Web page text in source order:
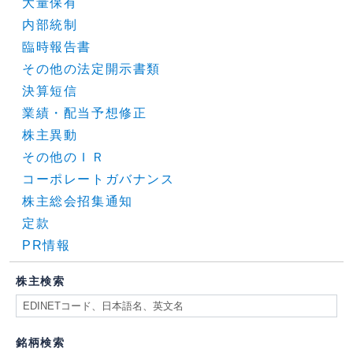
内部統制
臨時報告書
その他の法定開示書類
決算短信
業績・配当予想修正
株主異動
その他のＩＲ
コーポレートガバナンス
株主総会招集通知
定款
PR情報
株主検索
銘柄検索